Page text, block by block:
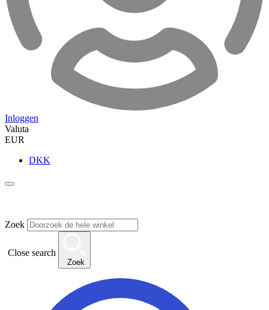
Inloggen
Valuta
EUR
DKK
Zoek
Close search
Zoek